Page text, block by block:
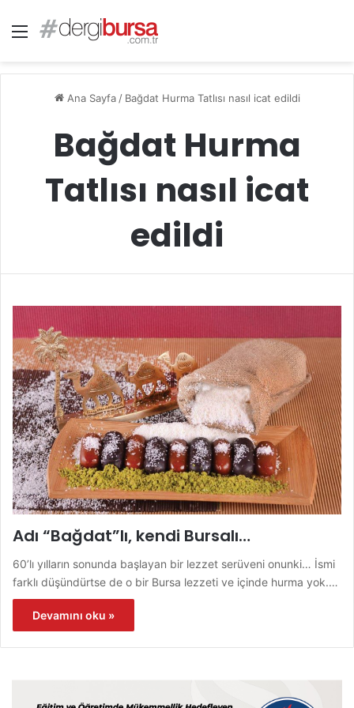
Menü
Ana Sayfa / Bağdat Hurma Tatlısı nasıl icat edildi
Bağdat Hurma
Tatlısı nasıl icat
edildi
Adı “Bağdat”lı, kendi Bursalı…
60’lı yılların sonunda başlayan bir lezzet serüveni onunki… İsmi
farklı düşündürtse de o bir Bursa lezzeti ve içinde hurma yok.…
Devamını oku »